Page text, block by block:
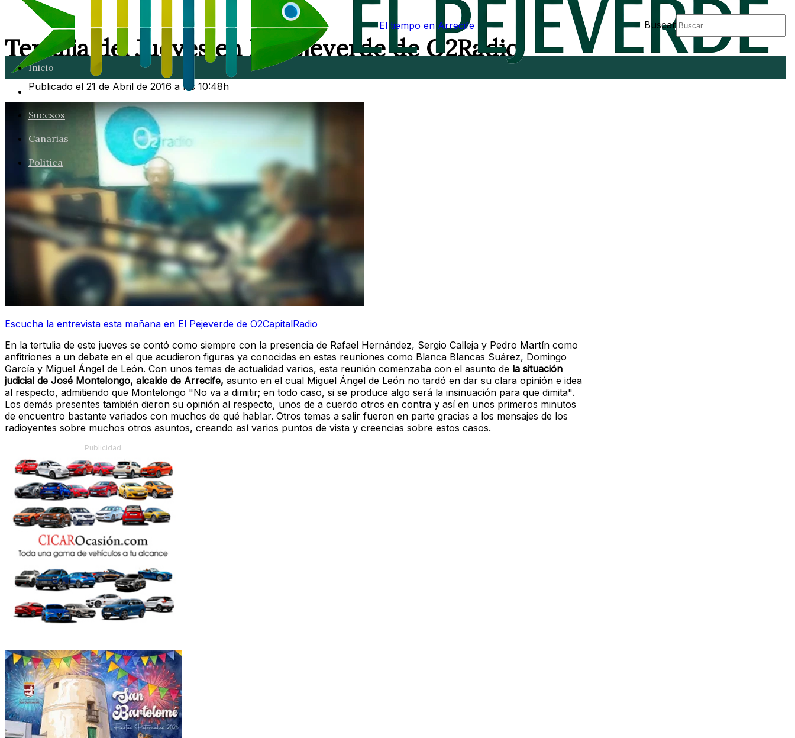
El tiempo en Arrecife Buscar
Inicio
Lanzarote
Sucesos
Canarias
Política
Tertulia del Jueves en El Pejeverde de O2Radio
Publicado el 21 de Abril de 2016 a las 10:48h
Escucha la entrevista esta mañana en El Pejeverde de O2CapitalRadio
En la tertulia de este jueves se contó como siempre con la presencia de Rafael Hernández, Sergio Calleja y Pedro Martín como
anfitriones a un debate en el que acudieron figuras ya conocidas en estas reuniones como Blanca Blancas Suárez, Domingo
García y Miguel Ángel de León. Con unos temas de actualidad varios, esta reunión comenzaba con el asunto de la situación
judicial de José Montelongo, alcalde de Arrecife, asunto en el cual Miguel Ángel de León no tardó en dar su clara opinión e idea
al respecto, admitiendo que Montelongo "No va a dimitir; en todo caso, si se produce algo será la insinuación para que dimita".
Los demás presentes también dieron su opinión al respecto, unos de a cuerdo otros en contra y así en unos primeros minutos
de encuentro bastante variados con muchos de qué hablar. Otros temas a salir fueron en parte gracias a los mensajes de los
radioyentes sobre muchos otros asuntos, creando así varios puntos de vista y creencias sobre estos casos.
Publicidad